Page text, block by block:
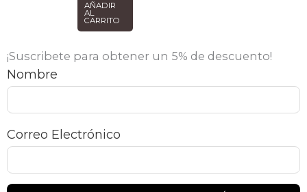
AÑADIR
AL
CARRITO
¡Suscribete para obtener un 5% de descuento!
Nombre
Correo Electrónico